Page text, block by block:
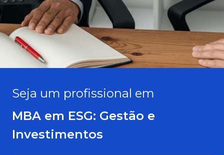
Seja um profissional em
MBA em ESG: Gestão e
Investimentos